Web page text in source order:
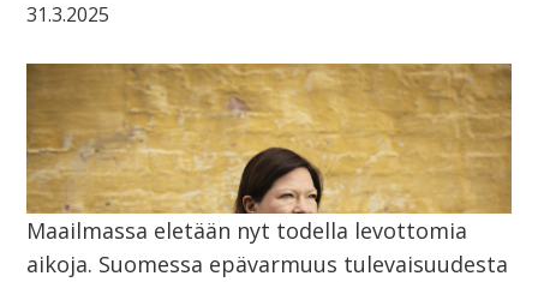
31.3.2025
Maailmassa eletään nyt todella levottomia
aikoja. Suomessa epävarmuus tulevaisuudesta